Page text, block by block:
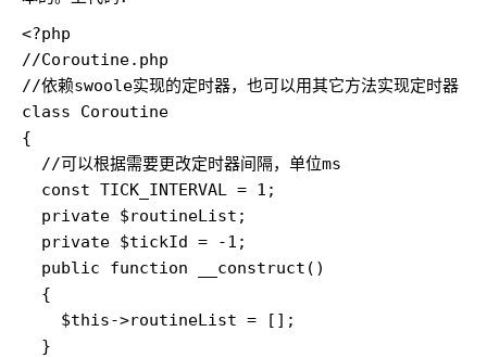
<?php
//Coroutine.php
//依赖swoole实现的定时器，也可以用其它方法实现定时器
class Coroutine
{
  //可以根据需要更改定时器间隔，单位ms
  const TICK_INTERVAL = 1;
  private $routineList;
  private $tickId = -1;
  public function __construct()
  {
    $this->routineList = [];
  }